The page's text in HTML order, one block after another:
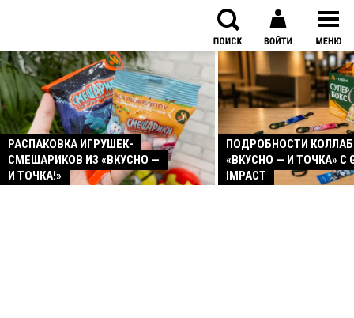
РАСПАКОВКА ИГРУШЕК-
СМЕШАРИКОВ ИЗ «ВКУСНО —
И ТОЧКА!»
ПОДРОБНОСТИ
«ВКУСНО — И ТОЧКА» С
IMPACT